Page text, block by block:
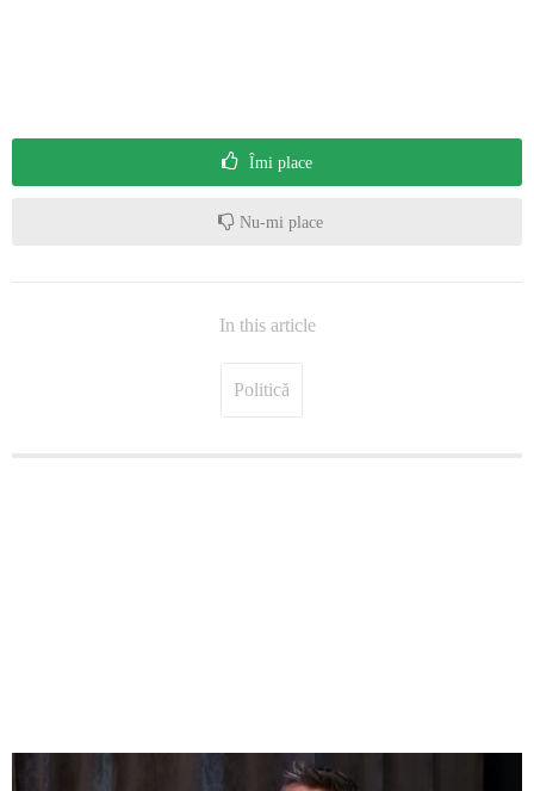
Îmi place
Nu-mi place
In this article
Politică